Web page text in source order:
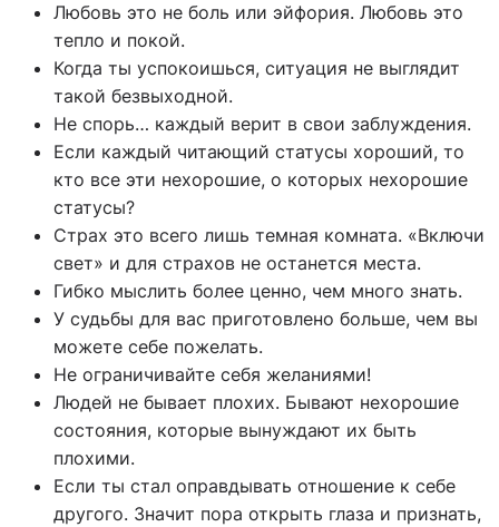
Любовь это не боль или эйфория. Любовь это
тепло и покой.
Когда ты успокоишься, ситуация не выглядит
такой безвыходной.
Не спорь… каждый верит в свои заблуждения.
Если каждый читающий статусы хороший, то
кто все эти нехорошие, о которых нехорошие
статусы?
Страх это всего лишь темная комната. «Включи
свет» и для страхов не останется места.
Гибко мыслить более ценно, чем много знать.
У судьбы для вас приготовлено больше, чем вы
можете себе пожелать.
Не ограничивайте себя желаниями!
Людей не бывает плохих. Бывают нехорошие
состояния, которые вынуждают их быть
плохими.
Если ты стал оправдывать отношение к себе
другого. Значит пора открыть глаза и признать,